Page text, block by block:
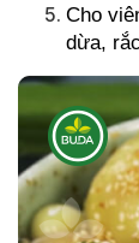
Cho
dừa,